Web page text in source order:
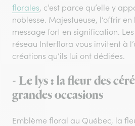
florales, c’est parce qu’elle y
noblesse. Majestueuse, l’offrir
message fort en signification. Les
réseau Interflora vous invitent à
créations qu’ils lui ont dédiées.
- Le lys : la fleur des
grandes occasions
Emblème floral au Québec, la